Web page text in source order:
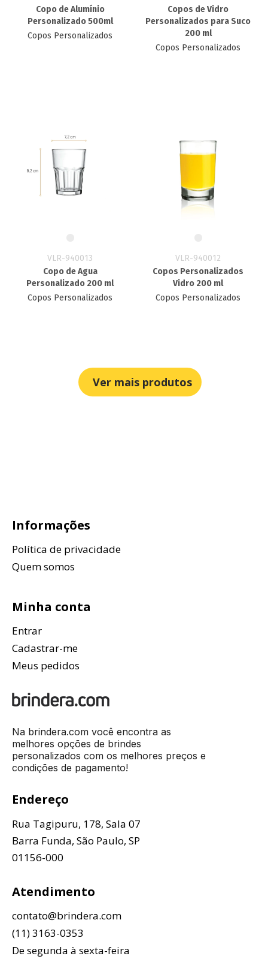
Copo de Alumínio
Personalizado 500ml
Copos Personalizados
Copos de Vidro
Personalizados para Suco
200 ml
Copos Personalizados
VLR-940013
Copo de Agua
Personalizado 200 ml
Copos Personalizados
VLR-940012
Copos Personalizados
Vidro 200 ml
Copos Personalizados
Ver mais produtos
Informações
Política de privacidade
Quem somos
Minha conta
Entrar
Cadastrar-me
Meus pedidos
Na brindera.com você encontra as
melhores opções de brindes
personalizados com os melhores preços e
condições de pagamento!
Endereço
Rua Tagipuru, 178, Sala 07
Barra Funda, São Paulo, SP
01156-000
Atendimento
contato@brindera.com
(11) 3163-0353
De segunda à sexta-feira